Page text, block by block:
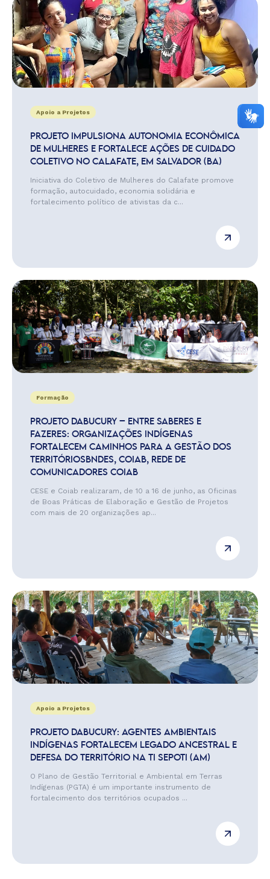
Apoio a Projetos
PROJETO IMPULSIONA AUTONOMIA ECONÔMICA
DE MULHERES E FORTALECE AÇÕES DE CUIDADO
COLETIVO NO CALAFATE, EM SALVADOR (BA)
Iniciativa do Coletivo de Mulheres do Calafate promove
formação, autocuidado, economia solidária e
fortalecimento político de ativistas da c...
Formação
PROJETO DABUCURY – ENTRE SABERES E
FAZERES: ORGANIZAÇÕES INDÍGENAS
FORTALECEM CAMINHOS PARA A GESTÃO DOS
TERRITÓRIOSBNDES, COIAB, REDE DE
COMUNICADORES COIAB
CESE e Coiab realizaram, de 10 a 16 de junho, as Oficinas
de Boas Práticas de Elaboração e Gestão de Projetos
com mais de 20 organizações ap...
Apoio a Projetos
PROJETO DABUCURY: AGENTES AMBIENTAIS
INDÍGENAS FORTALECEM LEGADO ANCESTRAL E
DEFESA DO TERRITÓRIO NA TI SEPOTI (AM)
O Plano de Gestão Territorial e Ambiental em Terras
Indígenas (PGTA) é um importante instrumento de
fortalecimento dos territórios ocupados ...